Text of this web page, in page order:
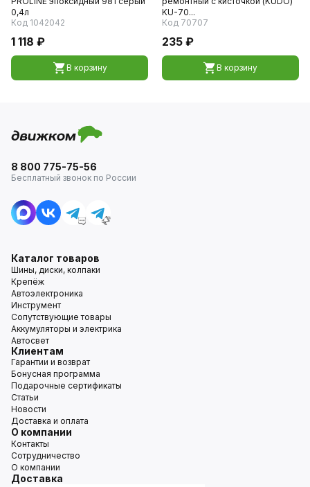
0,4л
Код 1042042
1 118 ₽
В корзину
KU-70...
Код 70707
235 ₽
В корзину
8 800 775-75-56
Бесплатный звонок по России
Каталог товаров
Шины, диски, колпаки
Крепёж
Автоэлектроника
Инструмент
Сопутствующие товары
Аккумуляторы и электрика
Автосвет
Клиентам
Гарантии и возврат
Бонусная программа
Подарочные сертификаты
Статьи
Новости
Доставка и оплата
О компании
Контакты
Сотрудничество
О компании
Доставка